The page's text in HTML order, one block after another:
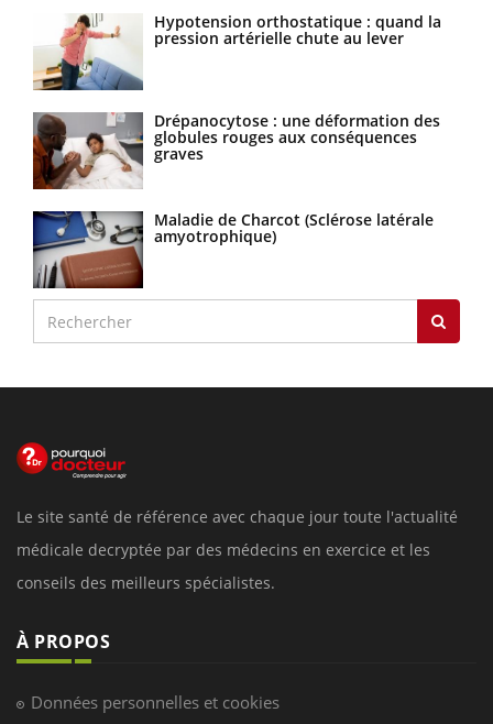
Hypotension orthostatique : quand la
pression artérielle chute au lever
Drépanocytose : une déformation des
globules rouges aux conséquences
graves
Maladie de Charcot (Sclérose latérale
amyotrophique)
Le site santé de référence avec chaque jour toute l'actualité
médicale decryptée par des médecins en exercice et les
conseils des meilleurs spécialistes.
À PROPOS
Données personnelles et cookies